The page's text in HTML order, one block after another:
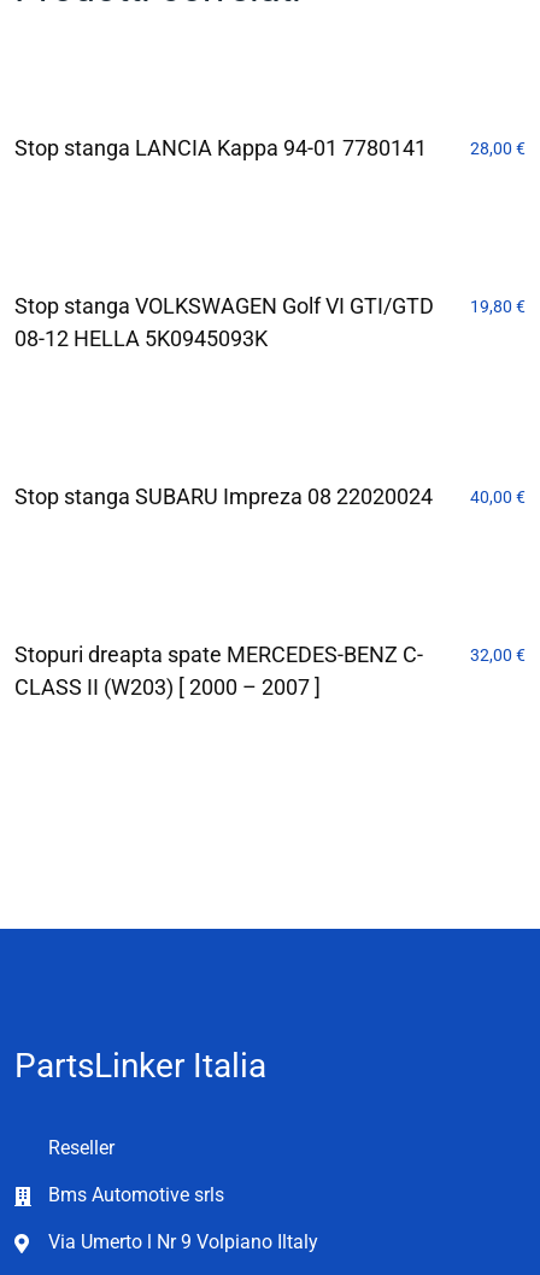
Stop stanga LANCIA Kappa 94-01 7780141 28,00 €
Stop stanga VOLKSWAGEN Golf VI GTI/GTD
08-12 HELLA 5K0945093K
19,80 €
Stop stanga SUBARU Impreza 08 22020024 40,00 €
Stopuri dreapta spate MERCEDES-BENZ C-
CLASS II (W203) [ 2000 – 2007 ]
32,00 €
PartsLinker Italia
Reseller
Bms Automotive srls
Via Umerto l Nr 9 Volpiano Iltaly